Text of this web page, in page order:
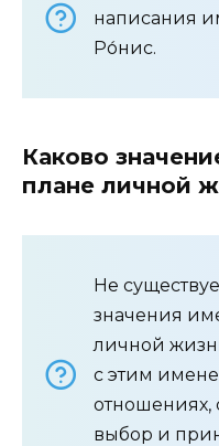
написания
Ро́нис.
Каково
плане личной
Не
значения
личной
с этим
отношениях,
выбор и